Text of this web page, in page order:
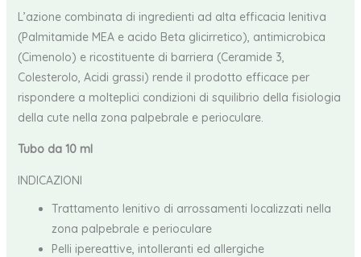
L’azione combinata di ingredienti ad alta efficacia lenitiva
(Palmitamide MEA e acido Beta glicirretico), antimicrobica
(Cimenolo) e ricostituente di barriera (Ceramide 3,
Colesterolo, Acidi grassi) rende il prodotto efficace per
rispondere a molteplici condizioni di squilibrio della fisiologia
della cute nella zona palpebrale e perioculare.​
Tubo da 10 ml
INDICAZIONI
Trattamento lenitivo di arrossamenti localizzati nella
zona palpebrale e perioculare
Pelli ipereattive, intolleranti ed allergiche